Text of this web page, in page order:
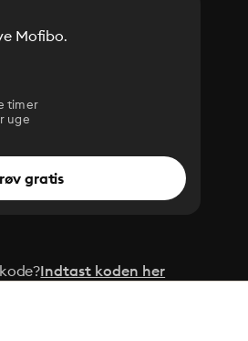
Mofibo.
timer
uge
gratis
Indtast koden her